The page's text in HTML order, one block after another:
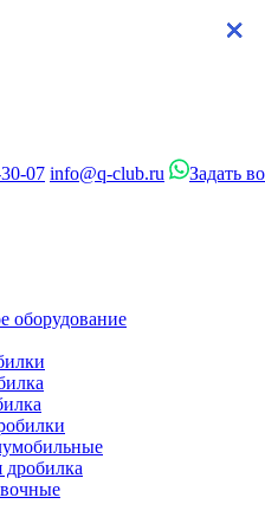
07 info@q-club.ru Задать
оборудование
дробилка
×
×
×
×